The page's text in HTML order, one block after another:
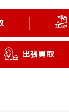
出張買取